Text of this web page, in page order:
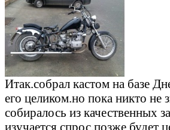
Итак.собрал кастом на базе
его целиком.но пока никто не
собиралось из качественных
изучается спрос.позже будет